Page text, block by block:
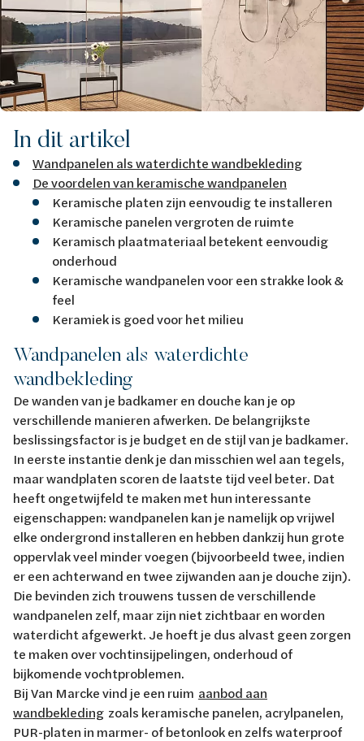
In dit artikel
Wandpanelen als waterdichte wandbekleding
De voordelen van keramische wandpanelen
Keramische platen zijn eenvoudig te installeren
Keramische panelen vergroten de ruimte
Keramisch plaatmateriaal betekent eenvoudig
onderhoud
Keramische wandpanelen voor een strakke look &
feel
Keramiek is goed voor het milieu
Wandpanelen als waterdichte
wandbekleding
De wanden van je badkamer en douche kan je op
verschillende manieren afwerken. De belangrijkste
beslissingsfactor is je budget en de stijl van je badkamer.
In eerste instantie denk je dan misschien wel aan tegels,
maar wandplaten scoren de laatste tijd veel beter. Dat
heeft ongetwijfeld te maken met hun interessante
eigenschappen: wandpanelen kan je namelijk op vrijwel
elke ondergrond installeren en hebben dankzij hun grote
oppervlak veel minder voegen (bijvoorbeeld twee, indien
er een achterwand en twee zijwanden aan je douche zijn).
Die bevinden zich trouwens tussen de verschillende
wandpanelen zelf, maar zijn niet zichtbaar en worden
waterdicht afgewerkt. Je hoeft je dus alvast geen zorgen
te maken over vochtinsijpelingen, onderhoud of
bijkomende vochtproblemen.
Bij Van Marcke vind je een ruim aanbod aan
wandbekleding zoals keramische panelen, acrylpanelen,
PUR-platen in marmer- of betonlook en zelfs waterproof